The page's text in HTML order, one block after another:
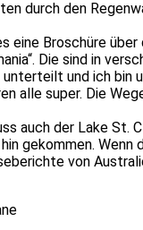
durch den
eine Broschüre über
Die sind in
und ich bin
alle super. Die
auch der Lake St.
gekommen. Wenn
von